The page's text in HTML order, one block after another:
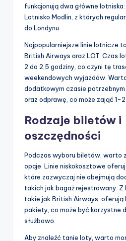
funkcjonują dwa główne
Lotnisko Modlin, z których
do Londynu.
Najpopularniejsze linie lotnicze
British Airways oraz LOT. Czas
2 do 2,5 godziny, co czyni tę
weekendowych wyjazdów.
dodatkowym czasie potrzebnym
oraz odprawę, co może zająć 1-2
Rodzaje biletów i
oszczędności
Podczas wyboru biletów, warto
opcje. Linie niskokosztowe
które zazwyczaj nie obejmują
takich jak bagaż rejestrowany. Z
takie jak British Airways, oferują
pakiety, co może być korzystne
służbowo.
Aby znaleźć tanie loty, warto